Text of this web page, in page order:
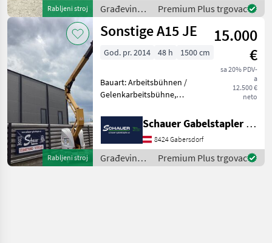
Rabljeni stroj
Bereifung vorne: Bandagen
Ein
Građevinski
strojevi /
JLG
Premium Plus trgovac
Rabljeni stroj
Sonstige A15 JE
15.000
€
sa 20% PDV-
a
12.500 €
neto
God. pr. 2014 48 h 1500 cm
Bauart: Arbeitsbühnen /
Gelenkarbeitsbühne,
13000mm, Bauhöhe:
1990mm, Bereifung vorne:
Bandagen Einfach 60 - 80% ,
Bereifung hinten: Banda
Schauer Gabelstapler GmbH
8424 Gabersdorf
Građevinski
strojevi /
Premium Plus trgovac